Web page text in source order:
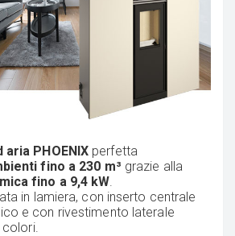
PHOENIX perfetta
fino a 230 m³ grazie alla
fino a 9,4 kW
in lamiera, con inserto centrale
e con rivestimento laterale